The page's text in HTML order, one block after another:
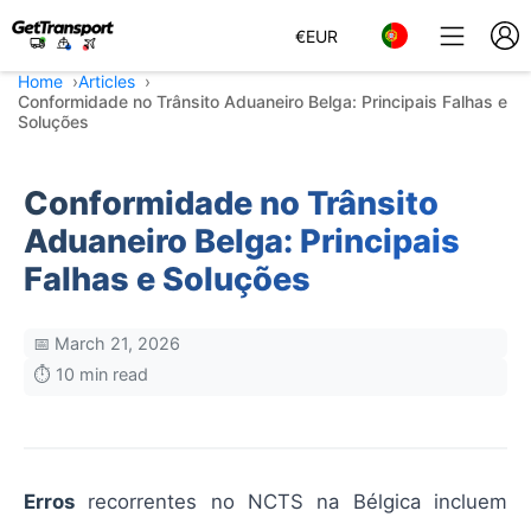
€EUR
Home
Articles
Conformidade no Trânsito Aduaneiro Belga: Principais Falhas e
Soluções
Conformidade no Trânsito
Aduaneiro Belga: Principais
Falhas e Soluções
📅 March 21, 2026
⏱️ 10 min read
Erros recorrentes no NCTS na Bélgica incluem